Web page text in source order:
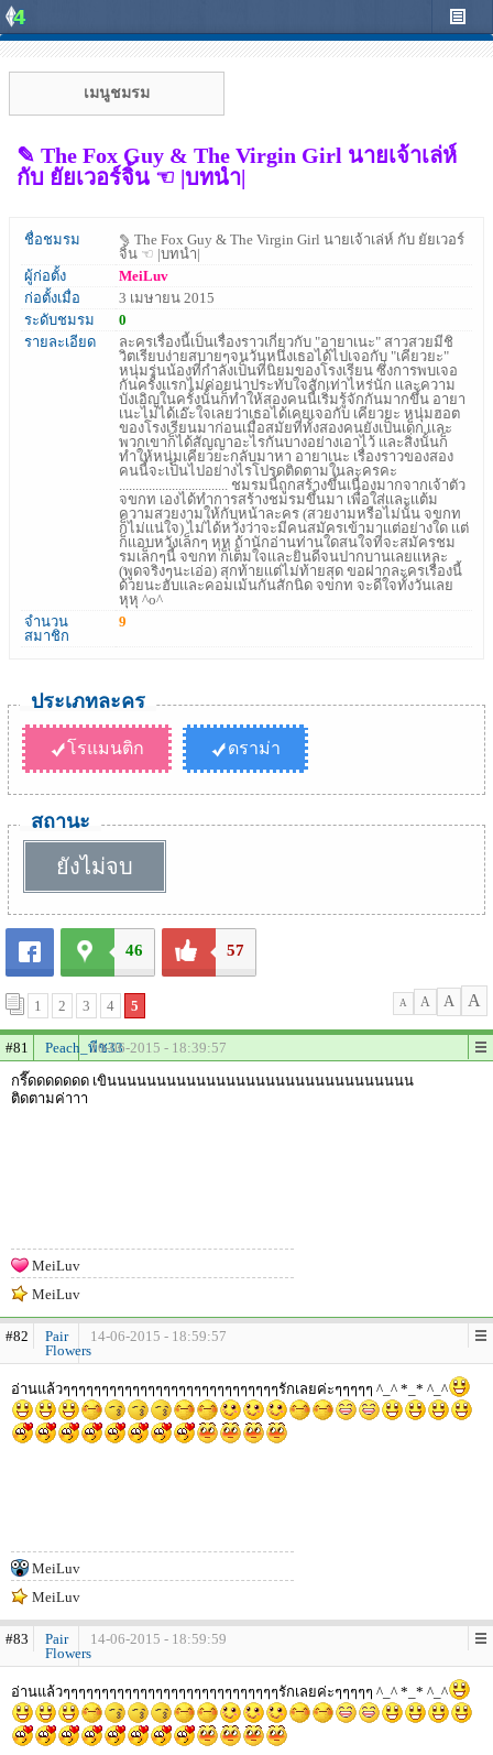
เมนูชมรม
✎ The Fox Guy & The Virgin Girl นายเจ้าเล่ห์
กับ ยัยเวอร์จิ้น ☜ |บทนำ|
ชื่อชมรม
✎ The Fox Guy & The Virgin Girl นายเจ้าเล่ห์ กับ ยัยเวอร์
จิ้น ☜ |บทนำ|
ผู้ก่อตั้ง
MeiLuv
ก่อตั้งเมื่อ
3 เมษายน 2015
ระดับชมรม
0
รายละเอียด
ละครเรื่องนี้เป็นเรื่องราวเกี่ยวกับ "อายาเนะ" สาวสวยมีชิ
วิตเรียบง่ายสบายๆจนวันหนึ่งเธอได้ไปเจอกับ "เคียวยะ"
หนุ่มรุ่นน้องที่กำลังเป็นที่นิยมของโรงเรียน ซึ่งการพบเจอ
กันครั้งเเรกไม่ค่อยน่าประทับใจสักเท่าไหร่นัก เเละความ
บังเอิญในครั้งนั้นก็ทำให้สองคนนี้เริ่มรู้จักกันมากขึ้น อายา
เนะไม่ได้เอ๊ะใจเลยว่าเธอได้เคยเจอกับ เคียวยะ หนุ่มฮอต
ของโรงเรียนมาก่อนเมื่อสมัยที่ทั้งสองคนยังเป็นเด็ก เเละ
พวกเขาก็ได้สัญญาอะไรกันบางอย่างเอาไว้ เเละสิ่งนั้นก็
ทำให้หนุ่มเคียวยะกลับมาหา อายาเนะ เรื่องราวของสอง
คนนี้จะเป็นไปอย่างไรโปรดติดตามในละครคะ
................................. ชมรมนี้ถูกสร้างขึ้นเนื่องมากจากเจ้าตัว
จขกท เองได้ทำการสร้างชมรมขึ้นมา เพื่อใส่เเละเเต้ม
ความสวยงามให้กับหน้าละคร (สวยงามหรือไม่นั้น จขกท
ก็ไม่เเน่ใจ) ไม่ได้หวั่งว่าจะมีคนสมัครเข้ามาเเต่อย่างใด เเต่
ก็เเอบหวังเล็กๆ หุหุ ถ้านักอ่านท่านใดสนใจที่จะสมัครชม
รมเล็กๆนี้ จขกท ก็เต็มใจเเละยินดีจนปากบานเลยเเหละ
(พูดจริงๆนะเอ่อ) สุกท้ายเเต่ไม่ท้ายสุด ขอฝากละครเรื่องนี้
ด้วยนะฮับเเละคอมเม้นกันสักนิด จขกท จะดีใจทั้งวันเลย
หุหุ ^o^
จำนวน
สมาชิก
9
ประเภทละคร
โรแมนติก ดราม่า
สถานะ
ยังไม่จบ
46 57
1 2 3 4 5 A A A A
#81 Peach_พีช3310-06-2015 - 18:39:57
กรี๊ดดดดดดด เขินนนนนนนนนนนนนนนนนนนนนนนนนนนนนนน
ติดตามค่าาา
MeiLuv
MeiLuv
#82
Pair
Flowers
14-06-2015 - 18:59:57
อ่านแล้วๆๆๆๆๆๆๆๆๆๆๆๆๆๆๆๆๆๆๆๆๆๆๆๆๆๆๆๆรักเลยค่ะๆๆๆๆๆ ^_^ *_* ^_^
MeiLuv
MeiLuv
#83
Pair
Flowers
14-06-2015 - 18:59:59
อ่านแล้วๆๆๆๆๆๆๆๆๆๆๆๆๆๆๆๆๆๆๆๆๆๆๆๆๆๆๆๆรักเลยค่ะๆๆๆๆๆ ^_^ *_* ^_^